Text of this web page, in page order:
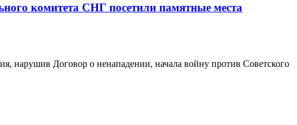
комитета СНГ посетили памятные места
нарушив Договор о ненападении, начала войну против Советского